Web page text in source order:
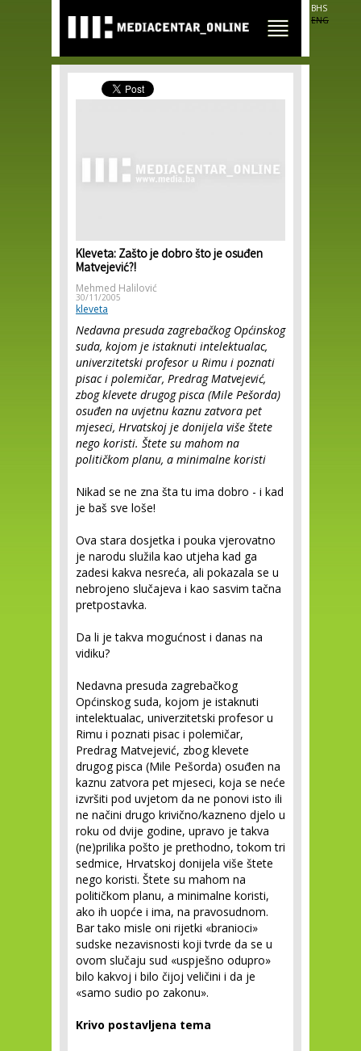
main
content
BHS
ENG
Kleveta: Zašto je dobro što je osuđen
Matvejević?!
Mehmed Halilović
30/11/2005
kleveta
Nedavna presuda zagrebačkog Općinskog
suda, kojom je istaknuti intelektualac,
univerzitetski profesor u Rimu i poznati
pisac i polemičar, Predrag Matvejević,
zbog klevete drugog pisca (Mile Pešorda)
osuđen na uvjetnu kaznu zatvora pet
mjeseci, Hrvatskoj je donijela više štete
nego koristi. Štete su mahom na
političkom planu, a minimalne koristi
Nikad se ne zna šta tu ima dobro - i kad
je baš sve loše!
Ova stara dosjetka i pouka vjerovatno
je narodu služila kao utjeha kad ga
zadesi kakva nesreća, ali pokazala se u
nebrojeno slučajeva i kao sasvim tačna
pretpostavka.
Da li je takva mogućnost i danas na
vidiku?
Nedavna presuda zagrebačkog
Općinskog suda, kojom je istaknuti
intelektualac, univerzitetski profesor u
Rimu i poznati pisac i polemičar,
Predrag Matvejević, zbog klevete
drugog pisca (Mile Pešorda) osuđen na
kaznu zatvora pet mjeseci, koja se neće
izvršiti pod uvjetom da ne ponovi isto ili
ne načini drugo krivično/kazneno djelo u
roku od dvije godine, upravo je takva
(ne)prilika pošto je prethodno, tokom tri
sedmice, Hrvatskoj donijela više štete
nego koristi. Štete su mahom na
političkom planu, a minimalne koristi,
ako ih uopće i ima, na pravosudnom.
Bar tako misle oni rijetki «branioci»
sudske nezavisnosti koji tvrde da se u
ovom slučaju sud «uspješno odupro»
bilo kakvoj i bilo čijoj veličini i da je
«samo sudio po zakonu».
Krivo postavljena tema